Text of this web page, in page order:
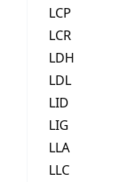
LCP
LCR
LDH
LDL
LID
LIG
LLA
LLC